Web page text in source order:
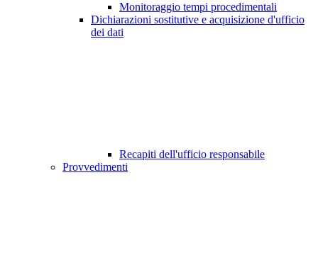
Monitoraggio tempi procedimentali
Dichiarazioni sostitutive e acquisizione d'ufficio
dei dati
Recapiti dell'ufficio responsabile
Provvedimenti